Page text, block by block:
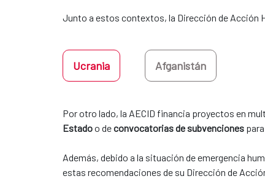
Junto a estos contextos, la Dirección de Acción
Ucrania Afganistán
Por otro lado, la AECID financia proyectos en
Estado o de convocatorias de subvenciones
​​​​​​​Además, debido a la situación de emergencia
estas recomendaciones de su Dirección de